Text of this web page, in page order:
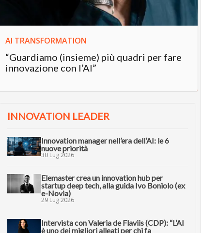
AI TRANSFORMATION
“Guardiamo (insieme) più quadri per fare
innovazione con l’AI”
INNOVATION LEADER
Innovation manager nell’era dell’AI: le 6
nuove priorità
30 Lug 2026
Elemaster crea un innovation hub per
startup deep tech, alla guida Ivo Boniolo (ex
e-Novia)
29 Lug 2026
Intervista con Valeria de Flaviis (CDP): “L’AI
è uno dei migliori alleati per chi fa